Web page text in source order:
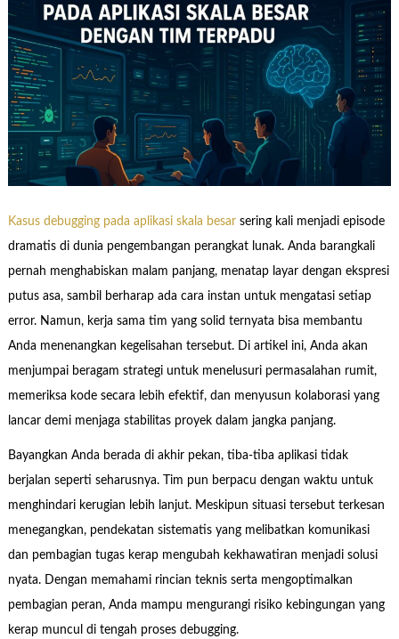
Kasus debugging pada aplikasi skala besarsering kali menjadi episode
dramatis di dunia pengembangan perangkat lunak. Anda barangkali
pernah menghabiskan malam panjang, menatap layar dengan ekspresi
putus asa, sambil berharap ada cara instan untuk mengatasi setiap
error. Namun, kerja sama tim yang solid ternyata bisa membantu
Anda menenangkan kegelisahan tersebut. Di artikel ini, Anda akan
menjumpai beragam strategi untuk menelusuri permasalahan rumit,
memeriksa kode secara lebih efektif, dan menyusun kolaborasi yang
lancar demi menjaga stabilitas proyek dalam jangka panjang.
Bayangkan Anda berada di akhir pekan, tiba-tiba aplikasi tidak
berjalan seperti seharusnya. Tim pun berpacu dengan waktu untuk
menghindari kerugian lebih lanjut. Meskipun situasi tersebut terkesan
menegangkan, pendekatan sistematis yang melibatkan komunikasi
dan pembagian tugas kerap mengubah kekhawatiran menjadi solusi
nyata. Dengan memahami rincian teknis serta mengoptimalkan
pembagian peran, Anda mampu mengurangi risiko kebingungan yang
kerap muncul di tengah proses debugging.